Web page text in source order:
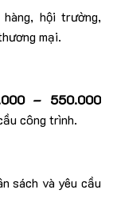
hội trường,
mại.
– 550.000
công trình.
sách và yêu cầu